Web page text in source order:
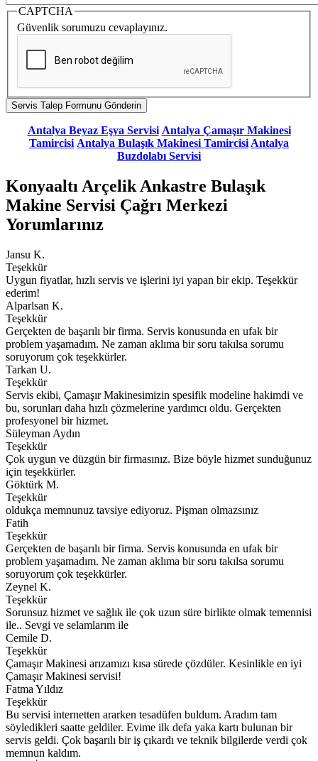
CAPTCHA
Güvenlik sorumuzu cevaplayınız.
Antalya Beyaz Eşya Servisi Antalya Çamaşır Makinesi
Tamircisi Antalya Bulaşık Makinesi TamircisiAntalya
Buzdolabı Servisi
Konyaaltı Arçelik Ankastre Bulaşık
Makine Servisi Çağrı Merkezi
Yorumlarınız
Jansu K.
Teşekkür
Uygun fiyatlar, hızlı servis ve işlerini iyi yapan bir ekip. Teşekkür
ederim!
Alparlsan K.
Teşekkür
Gerçekten de başarılı bir firma. Servis konusunda en ufak bir
problem yaşamadım. Ne zaman aklıma bir soru takılsa sorumu
soruyorum çok teşekkürler.
Tarkan U.
Teşekkür
Servis ekibi, Çamaşır Makinesimizin spesifik modeline hakimdi ve
bu, sorunları daha hızlı çözmelerine yardımcı oldu. Gerçekten
profesyonel bir hizmet.
Süleyman Aydın
Teşekkür
Çok uygun ve düzgün bir firmasınız. Bize böyle hizmet sunduğunuz
için teşekkürler.
Göktürk M.
Teşekkür
oldukça memnunuz tavsiye ediyoruz. Pişman olmazsınız
Fatih
Teşekkür
Gerçekten de başarılı bir firma. Servis konusunda en ufak bir
problem yaşamadım. Ne zaman aklıma bir soru takılsa sorumu
soruyorum çok teşekkürler.
Zeynel K.
Teşekkür
Sorunsuz hizmet ve sağlık ile çok uzun süre birlikte olmak temennisi
ile.. Sevgi ve selamlarım ile
Cemile D.
Teşekkür
Çamaşır Makinesi arızamızı kısa sürede çözdüler. Kesinlikle en iyi
Çamaşır Makinesi servisi!
Fatma Yıldız
Teşekkür
Bu servisi internetten ararken tesadüfen buldum. Aradım tam
söyledikleri saatte geldiler. Evime ilk defa yaka kartı bulunan bir
servis geldi. Çok başarılı bir iş çıkardı ve teknik bilgilerde verdi çok
memnun kaldım.